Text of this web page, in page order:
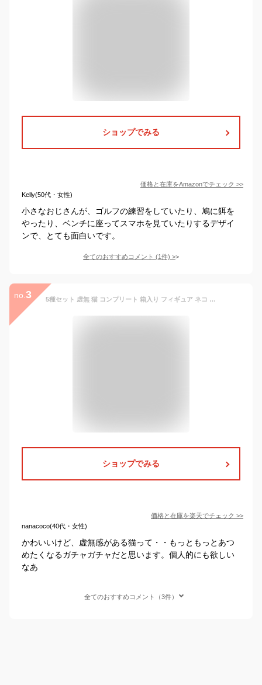
ショップでみる
価格と在庫をAmazonでチェック >>
Kelly(50代・女性)
小さなおじさんが、ゴルフの練習をしていたり、鳩に餌を
やったり、ベンチに座ってスマホを見ていたりするデザイ
ンで、とても面白いです。
全てのおすすめコメント (1件) >
no. 3 5種セット 虚無 猫 コンプリート 箱入り フィギュア ネコ おもしろ ガチャガチャ 猫 ひまつぶし がちゃ
ショップでみる
価格と在庫を楽天でチェック >>
nanacoco(40代・女性)
かわいいけど、虚無感がある猫って・・もっともっとあつ
めたくなるガチャガチャだと思います。個人的にも欲しい
なあ
全てのおすすめコメント（3件）